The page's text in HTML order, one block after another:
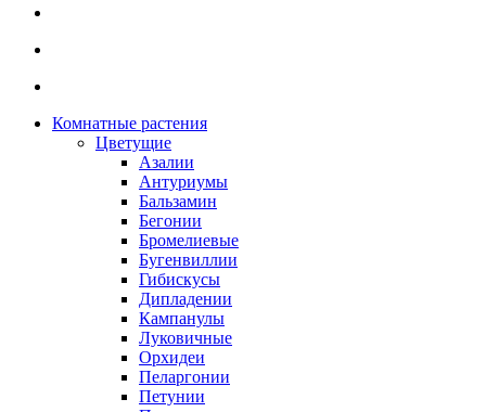
Комнатные растения
Цветущие
Азалии
Антуриумы
Бальзамин
Бегонии
Бромелиевые
Бугенвиллии
Гибискусы
Дипладении
Кампанулы
Луковичные
Орхидеи
Пеларгонии
Петунии